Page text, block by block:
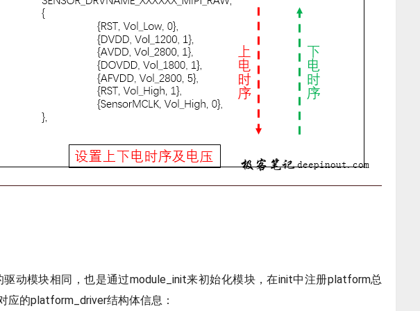
驱动模块相同，也是通过module_init来初始化模块，在init中注册platform总
应的platform_driver结构体信息：